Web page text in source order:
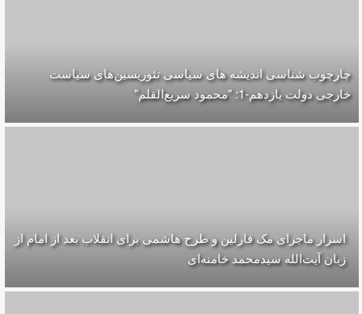
چارچوب شناسی اندیشه های سیاسی تئوریسین‌های سیاست
خارجی دولت یازدهم-1: "محمود سریع‌القلم‌"
اسرار ماجرای مک فارلین و طرح هاشمی برای انقلاب بعد از امام از
زبان آیت‌الله سیدمحمد خامنه‌ای